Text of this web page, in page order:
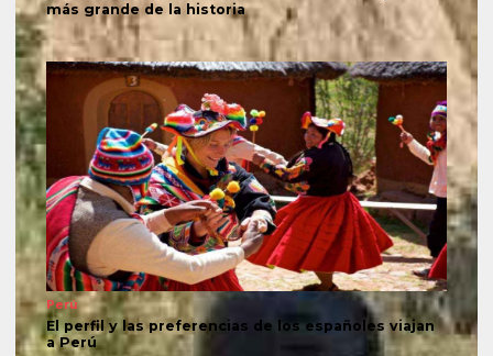
más grande de la historia
Perú
El perfil y las preferencias de los españoles viajan
a Perú